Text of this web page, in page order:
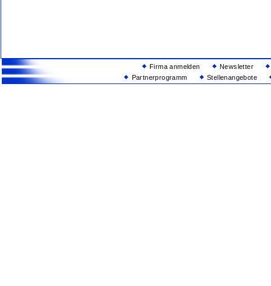
Firma anmelden
Newsletter
Partnerprogramm
Stellenangebote